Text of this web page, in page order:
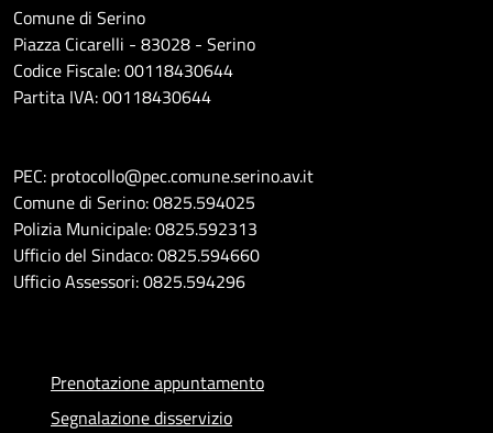
Comune di Serino
Piazza Cicarelli - 83028 - Serino
Codice Fiscale: 00118430644
Partita IVA: 00118430644
PEC: protocollo@pec.comune.serino.av.it
Comune di Serino: 0825.594025
Polizia Municipale: 0825.592313
Ufficio del Sindaco: 0825.594660
Ufficio Assessori: 0825.594296
Prenotazione appuntamento
Segnalazione disservizio